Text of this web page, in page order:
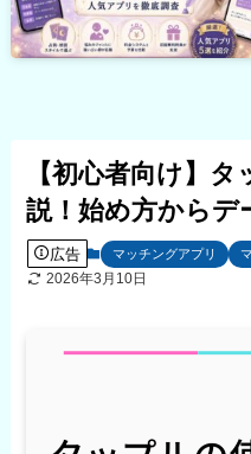
【初心者向け】
説！始め方からデ
広告 マッチングアプリ
2026年3月10日